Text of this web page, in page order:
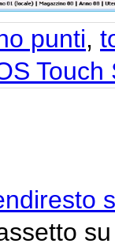
punti,
Touch